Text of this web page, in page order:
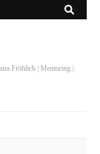
Fröhlich | Mentoring |